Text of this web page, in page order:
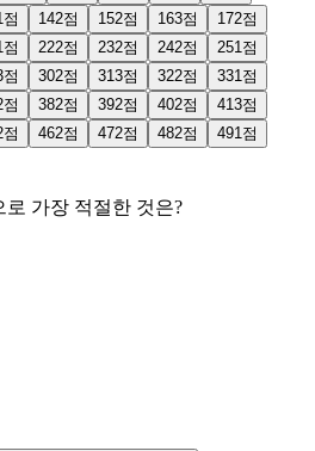
점 142점 152점 163점 172점
점 222점 232점 242점 251 점
점 302점 31 3점 322점 331 점
점 382점 392점 402점 41 3점
점 462점 472점 482점 491 점
가장 적절한 것은?